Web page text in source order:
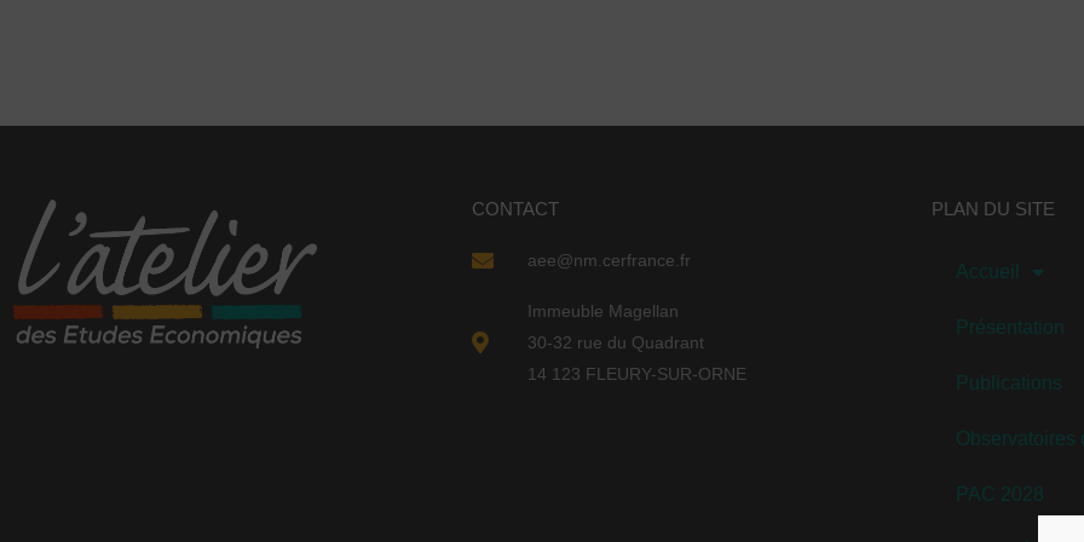
CONTACT
aee@nm.cerfrance.fr
Immeuble Magellan
30-32 rue du Quadrant
14 123 FLEURY-SUR-ORNE
PLAN DU SITE
Accueil
Présentation
Publications
Observatoires
PAC 2028